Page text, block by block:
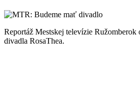
Reportáž Mestskej televízie
divadla RosaThea.